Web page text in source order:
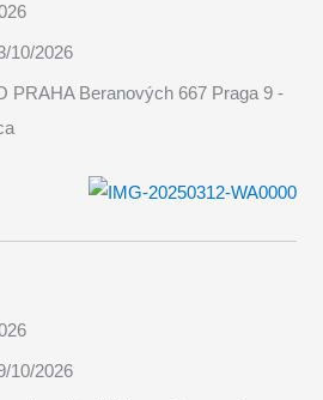
10/2026
PRAHA Beranových 667 Praga 9 -
10/2026